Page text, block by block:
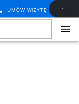
UMÓW WIZYTĘ